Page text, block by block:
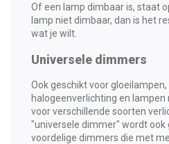
Of een lamp dimbaar is, staat
lamp niet dimbaar, dan is het
wat je wilt.
Universele dimmers
Ook geschikt voor gloeilampen,
halogeenverlichting en
voor verschillende soorten
"universele dimmer" wordt
voordelige dimmers die met